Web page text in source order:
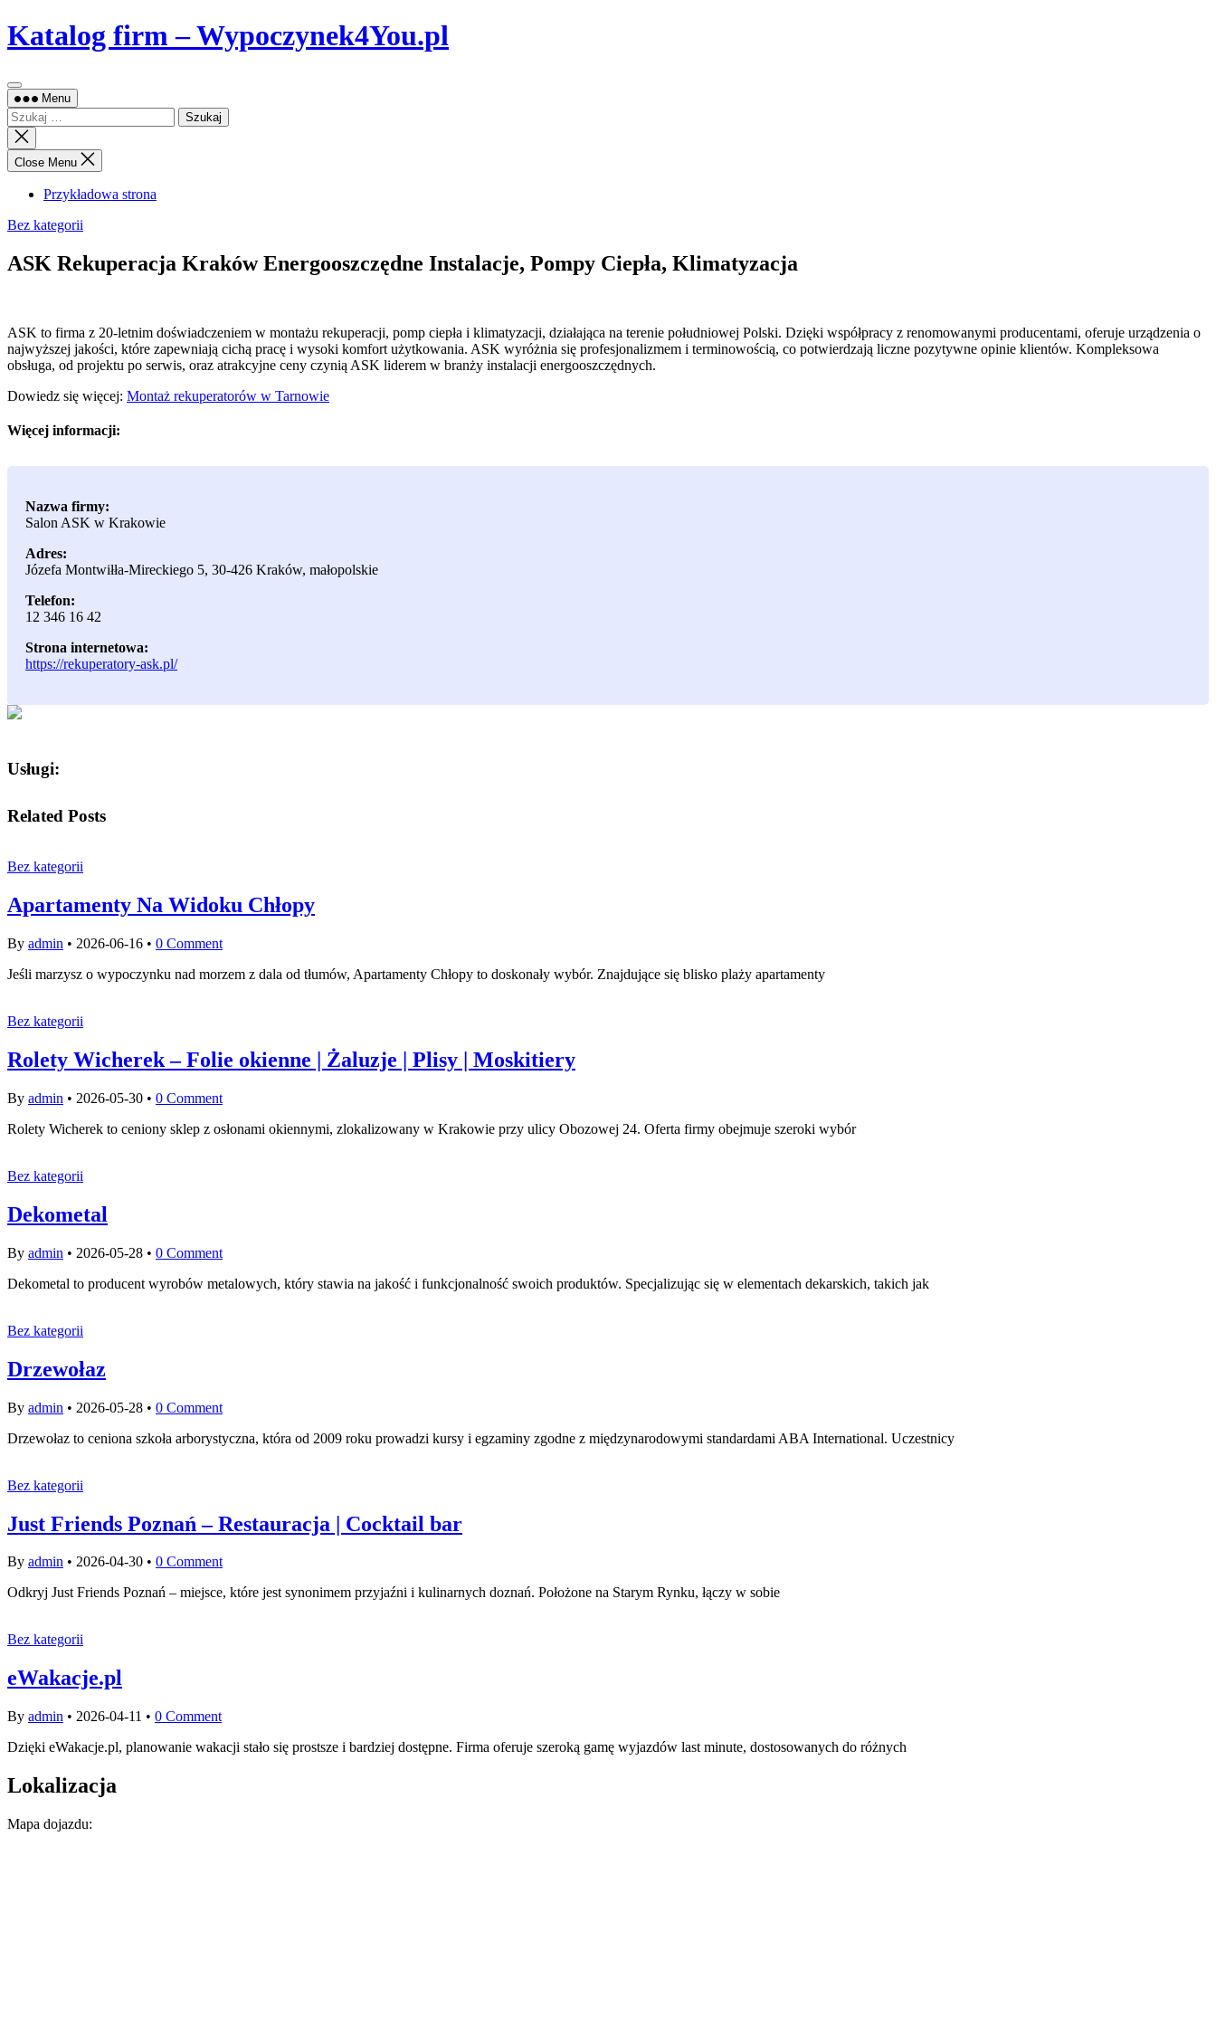
Skip
to
Katalog firm – Wypoczynek4You.pl
Menu
Szukaj:
Close
search
Close Menu
Przykładowa strona
Bez kategorii
ASK Rekuperacja Kraków Energooszczędne Instalacje, Pompy Ciepła, Klimatyzacja
ASK to firma z 20-letnim doświadczeniem w montażu rekuperacji, pomp ciepła i klimatyzacji, działająca na terenie południowej Polski. Dzięki współpracy z renomowanymi producentami, oferuje urządzenia o
najwyższej jakości, które zapewniają cichą pracę i wysoki komfort użytkowania. ASK wyróżnia się profesjonalizmem i terminowością, co potwierdzają liczne pozytywne opinie klientów. Kompleksowa
obsługa, od projektu po serwis, oraz atrakcyjne ceny czynią ASK liderem w branży instalacji energooszczędnych.
Dowiedz się więcej: Montaż rekuperatorów w Tarnowie
Więcej informacji:
Nazwa firmy:
Salon ASK w Krakowie
Adres:
Józefa Montwiłła-Mireckiego 5, 30-426 Kraków, małopolskie
Telefon:
12 346 16 42
Strona internetowa:
https://rekuperatory-ask.pl/
Usługi:
Related Posts
Bez kategorii
Apartamenty Na Widoku Chłopy
By admin • 2026-06-16 • 0 Comment
Jeśli marzysz o wypoczynku nad morzem z dala od tłumów, Apartamenty Chłopy to doskonały wybór. Znajdujące się blisko plaży apartamenty
Bez kategorii
Rolety Wicherek – Folie okienne | Żaluzje | Plisy | Moskitiery
By admin • 2026-05-30 • 0 Comment
Rolety Wicherek to ceniony sklep z osłonami okiennymi, zlokalizowany w Krakowie przy ulicy Obozowej 24. Oferta firmy obejmuje szeroki wybór
Bez kategorii
Dekometal
By admin • 2026-05-28 • 0 Comment
Dekometal to producent wyrobów metalowych, który stawia na jakość i funkcjonalność swoich produktów. Specjalizując się w elementach dekarskich, takich jak
Bez kategorii
Drzewołaz
By admin • 2026-05-28 • 0 Comment
Drzewołaz to ceniona szkoła arborystyczna, która od 2009 roku prowadzi kursy i egzaminy zgodne z międzynarodowymi standardami ABA International. Uczestnicy
Bez kategorii
Just Friends Poznań – Restauracja | Cocktail bar
By admin • 2026-04-30 • 0 Comment
Odkryj Just Friends Poznań – miejsce, które jest synonimem przyjaźni i kulinarnych doznań. Położone na Starym Rynku, łączy w sobie
Bez kategorii
eWakacje.pl
By admin • 2026-04-11 • 0 Comment
Dzięki eWakacje.pl, planowanie wakacji stało się prostsze i bardziej dostępne. Firma oferuje szeroką gamę wyjazdów last minute, dostosowanych do różnych
Lokalizacja
Mapa dojazdu: